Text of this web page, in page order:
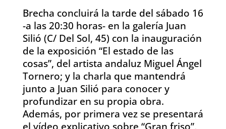
Brecha concluirá la tarde del sábado 16
-a las 20:30 horas- en la galería Juan
Silió (C/ Del Sol, 45) con la inauguración
de la exposición “El estado de las
cosas”, del artista andaluz Miguel Ángel
Tornero; y la charla que mantendrá
junto a Juan Silió para conocer y
profundizar en su propia obra.
Además, por primera vez se presentará
el vídeo explicativo sobre “Gran friso”,